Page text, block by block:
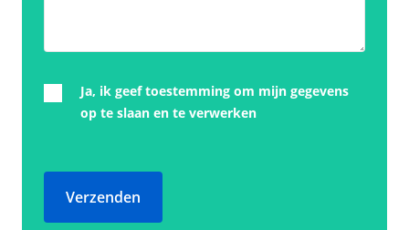
Ja, ik geef toestemming om mijn gegevens
op te slaan en te verwerken
Verzenden